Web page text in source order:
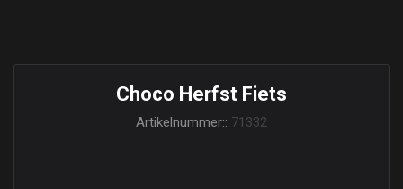
Choco Herfst Fiets
Artikelnummer:: 71332